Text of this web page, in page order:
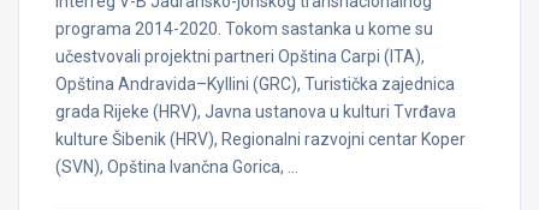
programa 2014-2020. Tokom sastanka u kome su
učestvovali projektni partneri Opština Carpi (ITA),
Opština Andravida–Kyllini (GRC), Turistička zajednica
grada Rijeke (HRV), Javna ustanova u kulturi Tvrđava
kulture Šibenik (HRV), Regionalni razvojni centar Koper
(SVN), Opština Ivančna Gorica, …